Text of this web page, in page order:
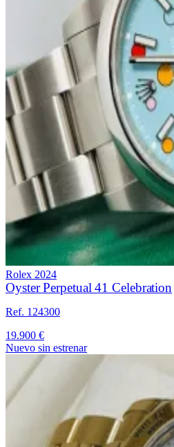
Rolex 2024
Oyster Perpetual 41 Celebration
Ref. 124300
19.900 €
Nuevo sin estrenar